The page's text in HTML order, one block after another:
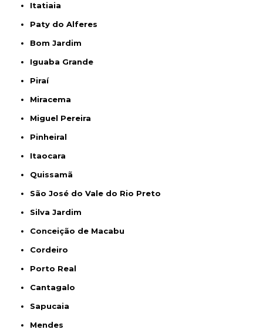
Itatiaia
Paty do Alferes
Bom Jardim
Iguaba Grande
Piraí
Miracema
Miguel Pereira
Pinheiral
Itaocara
Quissamã
São José do Vale do Rio Preto
Silva Jardim
Conceição de Macabu
Cordeiro
Porto Real
Cantagalo
Sapucaia
Mendes